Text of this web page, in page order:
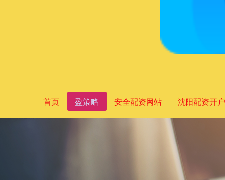
首页 盈策略 安全配资网站 沈阳配资开户